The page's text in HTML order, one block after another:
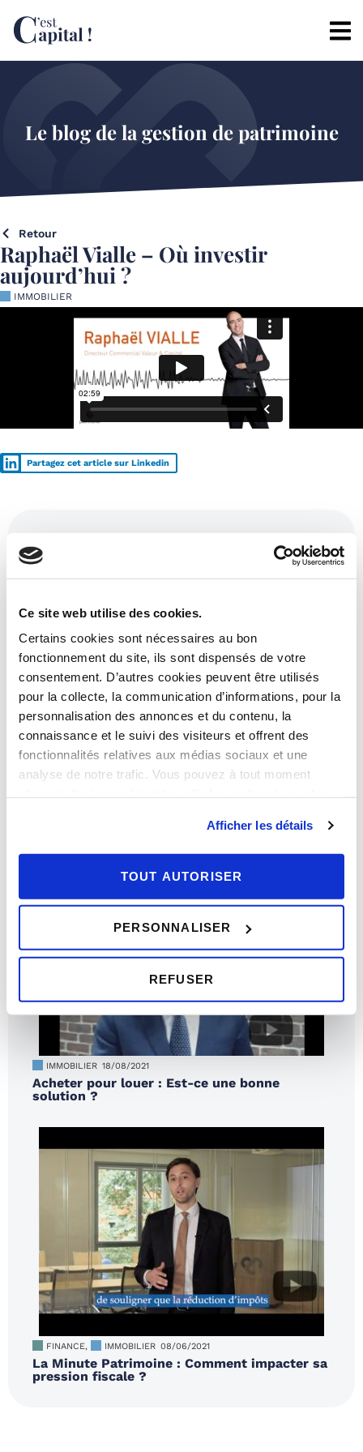
Ce site web utilise des cookies.
Certains cookies sont nécessaires au bon
fonctionnement du site, ils sont dispensés de votre
consentement. D’autres cookies peuvent être utilisés
pour la collecte, la communication d’informations, pour la
personnalisation des annonces et du contenu, la
connaissance et le suivi des visiteurs et offrent des
fonctionnalités relatives aux médias sociaux et une
analyse de notre trafic. Vous pouvez à tout moment
Afficher les détails
TOUT AUTORISER
PERSONNALISER
REFUSER
Le blog de la gestion de patrimoine
Retour
Raphaël Vialle – Où investir
aujourd’hui ?
IMMOBILIER
Partagez cet article sur Linkedin
Ces articles pourraient aussi vous
intéresser :
Le logement idéal des français en 2022
IMMOBILIER 18/08/2021
Acheter pour louer : Est-ce une bonne
solution ?
FINANCE, IMMOBILIER 08/06/2021
La Minute Patrimoine : Comment impacter sa
pression fiscale ?